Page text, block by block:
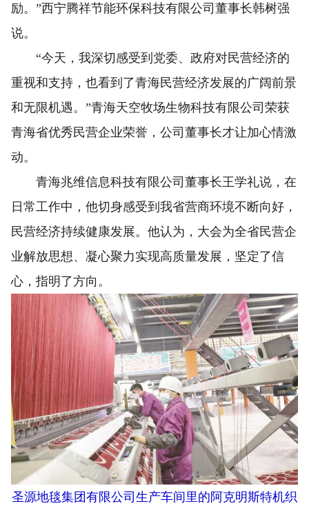
励。”西宁腾祥节能环保科技有限公司董事长韩树强
说。
“今天，我深切感受到党委、政府对民营经济的
重视和支持，也看到了青海民营经济发展的广阔前景
和无限机遇。”青海天空牧场生物科技有限公司荣获
青海省优秀民营企业荣誉，公司董事长才让加心情激
动。
青海兆维信息科技有限公司董事长王学礼说，在
日常工作中，他切身感受到我省营商环境不断向好，
民营经济持续健康发展。他认为，大会为全省民营企
业解放思想、凝心聚力实现高质量发展，坚定了信
心，指明了方向。
圣源地毯集团有限公司生产车间里的阿克明斯特机织